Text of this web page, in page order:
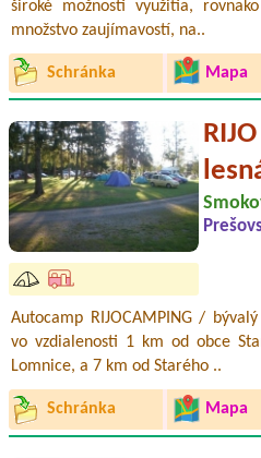
široké možnosti využitia,
množstvo zaujímavostí, na..
Schránka Mapa
Autocamp RIJOCAMPING /
vo vzdialenosti 1 km od obce
Lomnice, a 7 km od Starého ..
Schránka Mapa